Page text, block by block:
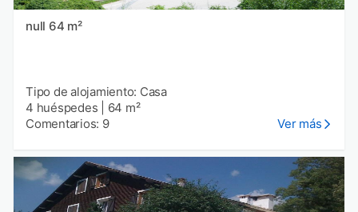
null 64 m²
Tipo de alojamiento: Casa
4 huéspedes
64 m²
Comentarios: 9
Ver más